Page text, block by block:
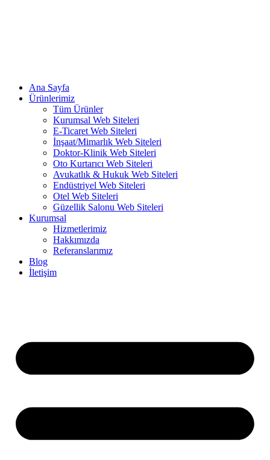
Ana Sayfa
Ürünlerimiz
Tüm Ürünler
Kurumsal Web Siteleri
E-Ticaret Web Siteleri
İnşaat/Mimarlık Web Siteleri
Doktor-Klinik Web Siteleri
Oto Kurtarıcı Web Siteleri
Avukatlık & Hukuk Web Siteleri
Endüstriyel Web Siteleri
Otel Web Siteleri
Güzellik Salonu Web Siteleri
Kurumsal
Hizmetlerimiz
Hakkımızda
Referanslarımız
Blog
İletişim